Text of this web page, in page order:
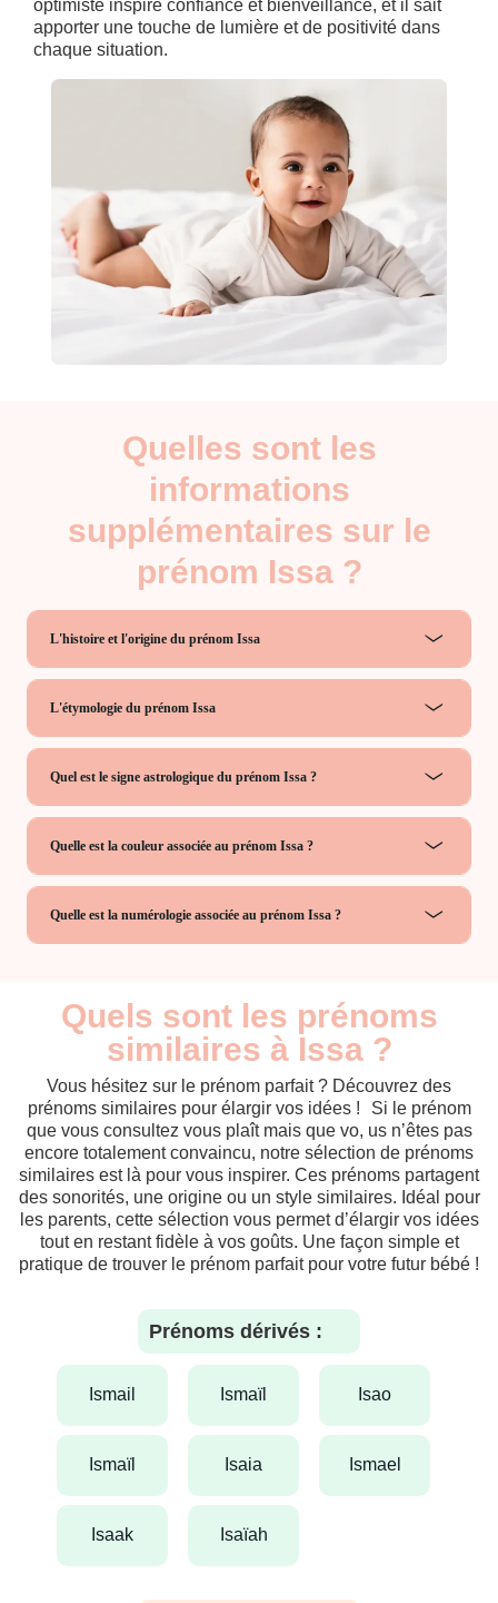
optimiste inspire confiance et bienveillance, et il sait
apporter une touche de lumière et de positivité dans
chaque situation.
Quelles sont les
informations
supplémentaires sur le
prénom Issa ?
L'histoire et l'origine du prénom Issa
L'étymologie du prénom Issa
Quel est le signe astrologique du prénom Issa ?
Quelle est la couleur associée au prénom Issa ?
Quelle est la numérologie associée au prénom Issa ?
Quels sont les prénoms
similaires à Issa ?
Vous hésitez sur le prénom parfait ? Découvrez des
prénoms similaires pour élargir vos idées ! Si le prénom
que vous consultez vous plaît mais que vo, us n’êtes pas
encore totalement convaincu, notre sélection de prénoms
similaires est là pour vous inspirer. Ces prénoms partagent
des sonorités, une origine ou un style similaires. Idéal pour
les parents, cette sélection vous permet d’élargir vos idées
tout en restant fidèle à vos goûts. Une façon simple et
pratique de trouver le prénom parfait pour votre futur bébé !
Prénoms dérivés :
ismail ismaïl isao
ismaïl isaia ismael
isaak isaïah